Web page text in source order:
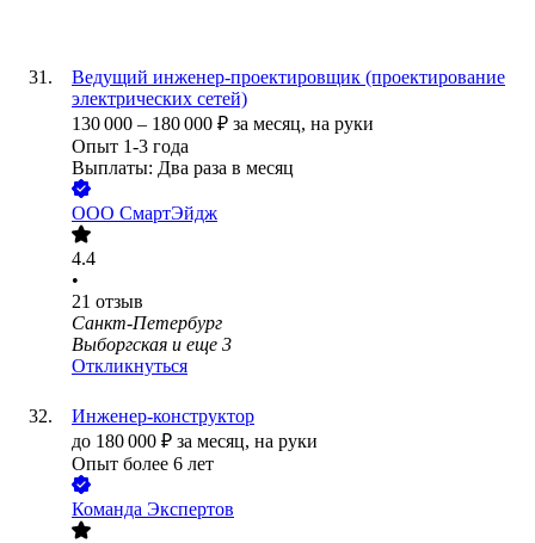
Ведущий инженер-проектировщик (проектирование
электрических сетей)
130 000 – 180 000 ₽ за месяц, на руки
Опыт 1-3 года
Выплаты: Два раза в месяц
ООО СмартЭйдж
4.4
•
21 отзыв
Санкт-Петербург
Выборгская и еще 3
Откликнуться
Инженер-конструктор
до 180 000 ₽ за месяц, на руки
Опыт более 6 лет
Команда Экспертов